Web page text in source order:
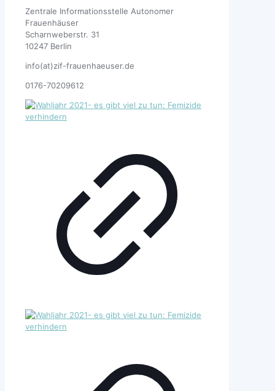
Zentrale Informationsstelle Autonomer
Frauenhäuser
Scharnweberstr. 31
10247 Berlin
info(at)zif-frauenhaeuser.de
0176-70209612